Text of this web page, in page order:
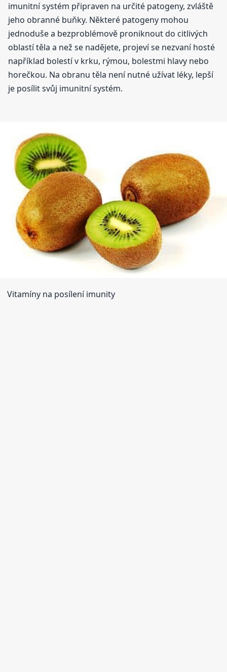
imunitní systém připraven na určité patogeny, zvláště
jeho obranné buňky. Některé patogeny mohou
jednoduše a bezproblémově proniknout do citlivých
oblastí těla a než se nadějete, projeví se nezvaní hosté
například bolestí v krku, rýmou, bolestmi hlavy nebo
horečkou. Na obranu těla není nutné užívat léky, lepší
je posílit svůj imunitní systém.
Vitamíny na posílení imunity